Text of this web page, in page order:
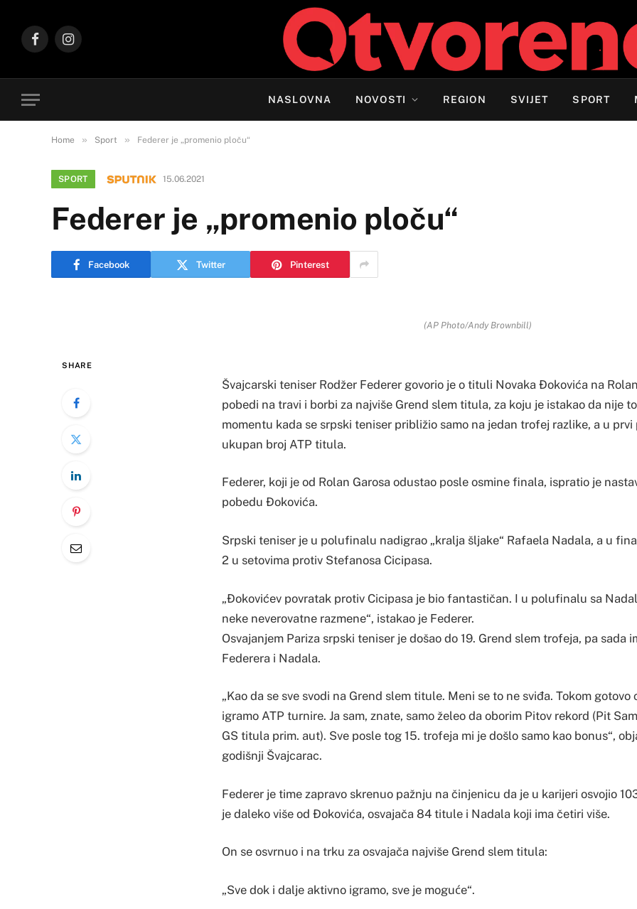
FacebookInstagram
NASLOVNA NOVOSTI REGION SVIJET SPORT
Home » Sport » Federer je „promenio ploču“
SPORT 15.06.2021
Federer je „promenio ploču“
Facebook Twitter Pinterest
(AP Photo/Andy Brownbill)
SHARE
Švajcarski teniser Rodžer Federer govorio je o tituli Novaka Đokovića na
pobedi na travi i borbi za najviše Grend slem titula, za koju je istakao da nije
momentu kada se srpski teniser približio samo na jedan trofej razlike, a u prvi
ukupan broj ATP titula.
Federer, koji je od Rolan Garosa odustao posle osmine finala, ispratio je
pobedu Đokovića.
Srpski teniser je u polufinalu nadigrao „kralja šljake“ Rafaela Nadala, a u
2 u setovima protiv Stefanosa Cicipasa.
„Đokovićev povratak protiv Cicipasa je bio fantastičan. I u polufinalu sa
neke neverovatne razmene“, istakao je Federer.
Osvajanjem Pariza srpski teniser je došao do 19. Grend slem trofeja, pa sada
Federera i Nadala.
„Kao da se sve svodi na Grend slem titule. Meni se to ne sviđa. Tokom gotovo
igramo ATP turnire. Ja sam, znate, samo želeo da oborim Pitov rekord (Pit
GS titula prim. aut). Sve posle tog 15. trofeja mi je došlo samo kao bonus“,
godišnji Švajcarac.
Federer je time zapravo skrenuo pažnju na činjenicu da je u karijeri osvojio
je daleko više od Đokovića, osvajača 84 titule i Nadala koji ima četiri više.
On se osvrnuo i na trku za osvajača najviše Grend slem titula:
„Sve dok i dalje aktivno igramo, sve je moguće“.